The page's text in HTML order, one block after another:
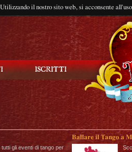
Utilizzando il nostro sito web, si acconsente
gli eventi di tango per
Ballare il Tango a